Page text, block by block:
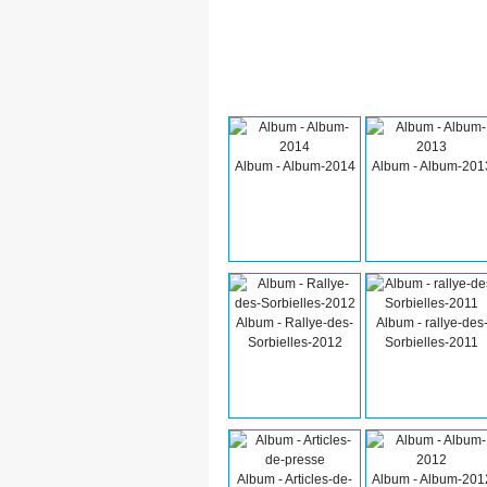
Album - Album-2014 Album - Album-
Album - Rallye-des-
Sorbielles-2012
Album - rallye-des-
Sorbielles-2011
Album - Articles-de-
Album - Album-